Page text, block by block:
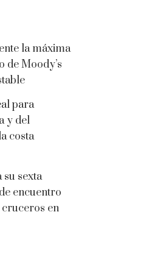
la máxima
de Moody’s
para
y del
costa
sexta
encuentro
en